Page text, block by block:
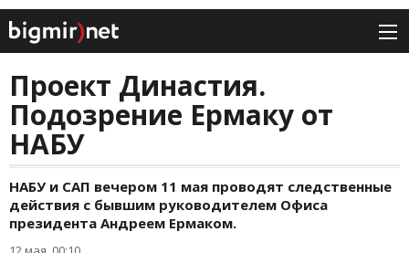
Проект Династия.
Подозрение Ермаку от
НАБУ
НАБУ и САП вечером 11 мая проводят следственные
действия с бывшим руководителем Офиса
президента Андреем Ермаком.